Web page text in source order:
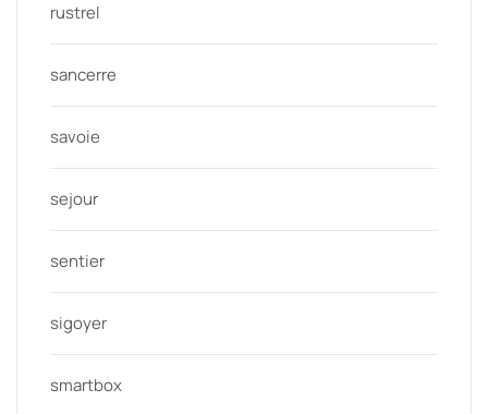
rustrel
sancerre
savoie
sejour
sentier
sigoyer
smartbox